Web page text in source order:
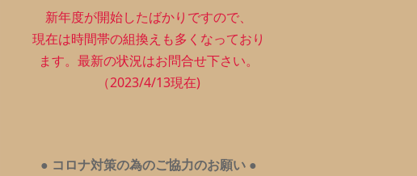
新年度が開始したばかりですので、
現在は時間帯の組換えも多くなっており
ます。最新の状況はお問合せ下さい。
（2023/4/13現在)
● コロナ対策の為のご協力のお願い ●